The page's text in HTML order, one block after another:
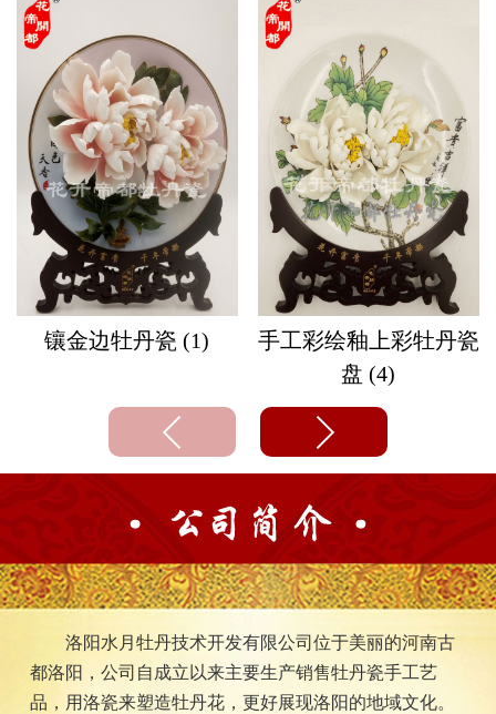
镶金边牡丹瓷 (1)
手工彩绘釉上彩牡丹瓷
盘 (4)
洛阳水月牡丹技术开发有限公司位于美丽的河南古
都洛阳，公司自成立以来主要生产销售牡丹瓷手工艺
品，用洛瓷来塑造牡丹花，更好展现洛阳的地域文化。